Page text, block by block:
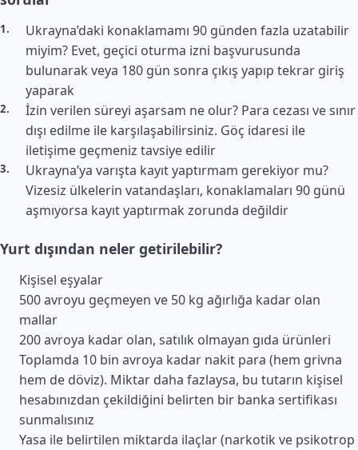
Ukrayna’daki konaklamamı 90 günden fazla uzatabilir
miyim? Evet, geçici oturma izni başvurusunda
bulunarak veya 180 gün sonra çıkış yapıp tekrar giriş
yaparak
İzin verilen süreyi aşarsam ne olur? Para cezası ve sınır
dışı edilme ile karşılaşabilirsiniz. Göç idaresi ile
iletişime geçmeniz tavsiye edilir
Ukrayna’ya varışta kayıt yaptırmam gerekiyor mu?
Vizesiz ülkelerin vatandaşları, konaklamaları 90 günü
aşmıyorsa kayıt yaptırmak zorunda değildir
Yurt dışından neler getirilebilir?
Kişisel eşyalar
500 avroyu geçmeyen ve 50 kg ağırlığa kadar olan
mallar
200 avroya kadar olan, satılık olmayan gıda ürünleri
Toplamda 10 bin avroya kadar nakit para (hem grivna
hem de döviz). Miktar daha fazlaysa, bu tutarın kişisel
hesabınızdan çekildiğini belirten bir banka sertifikası
sunmalısınız
Yasa ile belirtilen miktarda ilaçlar (narkotik ve psikotrop